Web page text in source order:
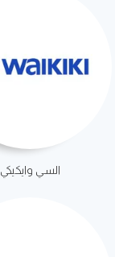
السي وايكيكي